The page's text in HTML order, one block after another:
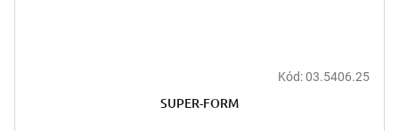
Kód:03.5406.25
SUPER-FORM